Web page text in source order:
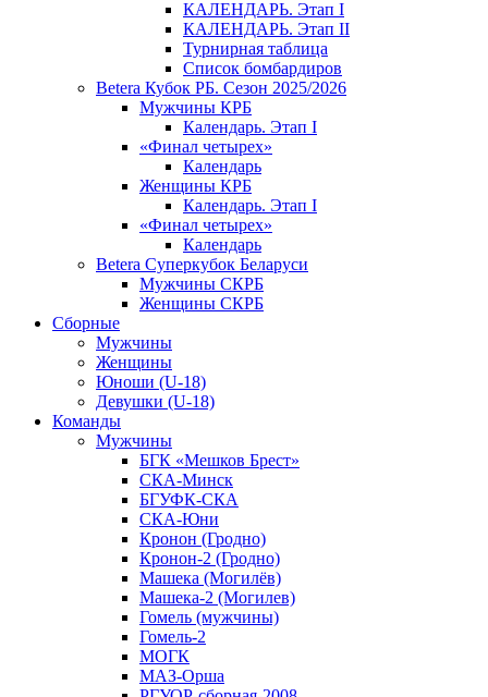
КАЛЕНДАРЬ. Этап I
КАЛЕНДАРЬ. Этап II
Турнирная таблица
Список бомбардиров
Betera Кубок РБ. Сезон 2025/2026
Мужчины КРБ
Календарь. Этап I
«Финал четырех»
Календарь
Женщины КРБ
Календарь. Этап I
«Финал четырех»
Календарь
Betera Суперкубок Беларуси
Мужчины СКРБ
Женщины СКРБ
Сборные
Мужчины
Женщины
Юноши (U-18)
Девушки (U-18)
Команды
Мужчины
БГК «Мешков Брест»
СКА-Минск
БГУФК-СКА
СКА-Юни
Кронон (Гродно)
Кронон-2 (Гродно)
Машека (Могилёв)
Машека-2 (Могилев)
Гомель (мужчины)
Гомель-2
МОГК
МАЗ-Орша